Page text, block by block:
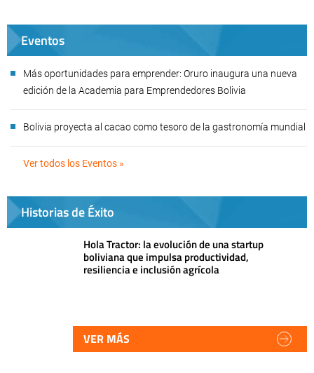
Eventos
Más oportunidades para emprender: Oruro inaugura una nueva
edición de la Academia para Emprendedores Bolivia
Bolivia proyecta al cacao como tesoro de la gastronomía mundial
Ver todos los Eventos »
Historias de Éxito
Hola Tractor: la evolución de una startup
boliviana que impulsa productividad,
resiliencia e inclusión agrícola
VER MÁS